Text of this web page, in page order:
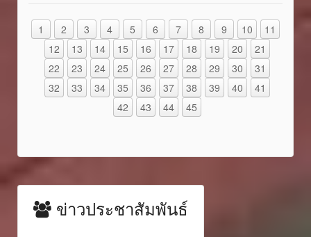
1 2 3 4 5 6 7 8 9 10
11
12
13 14 15 16 17 18 19 20
21
22
23 24 25 26 27 28 29 30
31
32
33 34 35 36 37 38 39 40
41
42
43 44 45
ข่าวประชาสัมพันธ์